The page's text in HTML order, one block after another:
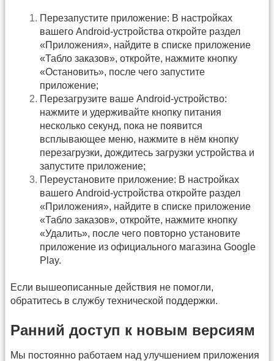
Перезапустите приложение: В настройках
вашего Android-устройства откройте раздел
«Приложения», найдите в списке приложение
«Табло заказов», откройте, нажмите кнопку
«Остановить», после чего запустите
приложение;
Перезагрузите ваше Android-устройство:
нажмите и удерживайте кнопку питания
несколько секунд, пока не появится
всплывающее меню, нажмите в нём кнопку
перезагрузки, дождитесь загрузки устройства и
запустите приложение;
Переустановите приложение: В настройках
вашего Android-устройства откройте раздел
«Приложения», найдите в списке приложение
«Табло заказов», откройте, нажмите кнопку
«Удалить», после чего повторно установите
приложение из официального магазина Google
Play.
Если вышеописанные действия не помогли,
обратитесь в службу технической поддержки.
Ранний доступ к новым версиям
Мы постоянно работаем над улучшением приложения